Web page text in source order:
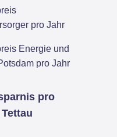
pro Jahr
Energie und
pro Jahr
pro